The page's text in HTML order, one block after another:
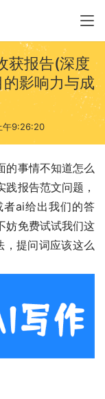
获报告(深度
影响力与成
午9:26:20
的事情不知道怎么
报告范文问题，
ai给出我们的答
妨免费试试我们这
，提问词应该这么